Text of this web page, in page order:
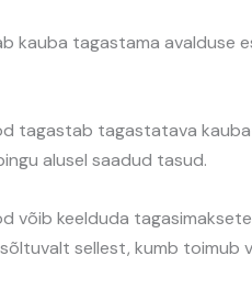
kauba tagastama avalduse
tagastab tagastatava kauba
alusel saadud tasud.
võib keelduda
sellest, kumb toimub